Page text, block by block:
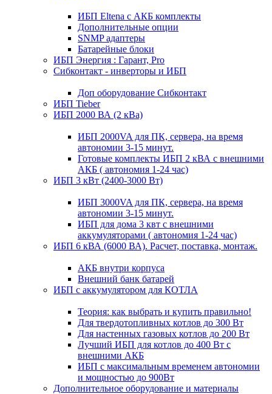
ИБП Eltena с АКБ комплекты
Дополнительные опции
SNMP адаптеры
Батарейные блоки
ИБП Энергия : Гарант, Pro
Сибконтакт - инверторы и ИБП
Доп оборудование Сибконтакт
ИБП Tieber
ИБП 2000 ВА (2 кВа)
ИБП 2000VA для ПК, сервера, на время
автономии 3-15 минут.
Готовые комплекты ИБП 2 кВА с внешними
АКБ ( автономия 1-24 час)
ИБП 3 кВт (2400-3000 Вт)
ИБП 3000VA для ПК, сервера, на время
автономии 3-15 минут.
ИБП для дома 3 квт с внешними
аккумуляторами ( автономия 1-24 час)
ИБП 6 кВА (6000 ВА). Расчет, поставка, монтаж.
АКБ внутри корпуса
Внешний банк батарей
ИБП с аккумулятором для КОТЛА
Теория: как выбрать и купить правильно!
Для твердотопливных котлов до 300 Вт
Для настенных газовых котлов до 200 Вт
Лучший ИБП для котлов до 400 Вт с
внешними АКБ
ИБП с максимальным временем автономии
и мощностью до 900Вт
Дополнительное оборудование и материалы